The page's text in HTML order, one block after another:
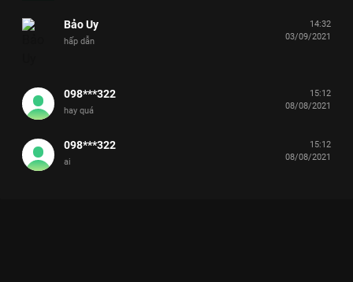
Bảo Uy
hấp dẫn
14:32
03/09/2021
098***322
hay quá
15:12
08/08/2021
098***322
ai
15:12
08/08/2021